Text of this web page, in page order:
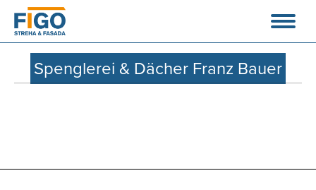
Spenglerei & Dächer Franz Bauer